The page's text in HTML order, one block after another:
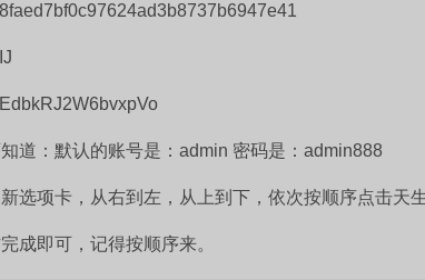
道：默认的账号是：admin 密码是：admin888
选项卡，从右到左，从上到下，依次按顺序点击天生
成即可，记得按顺序来。